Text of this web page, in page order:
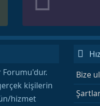
Forumu'dur.
kişilerin
hizmet
Bize